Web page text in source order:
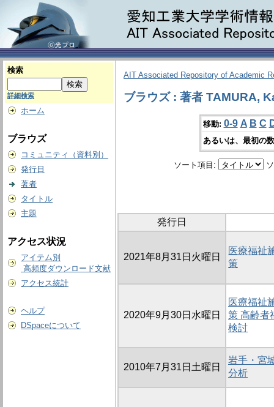
検索
詳細検索
ホーム
ブラウズ
コミュニティ（資料別）
発行日
著者
タイトル
主題
アクセス状況
アイテム別
高頻度ダウンロード文献
アクセス統計
ヘルプ
DSpaceについて
AIT Associated Repository of Academic
ブラウズ : 著者 TAMURA,
移動: 0-9 A B C
あるいは、最初の
ソート項目:
発行日
2021年8月31日火曜日
医療福祉
策
2020年9月30日水曜日
医療福祉
策 高齢者
検討
2010年7月31日土曜日
岩手・宮
分析